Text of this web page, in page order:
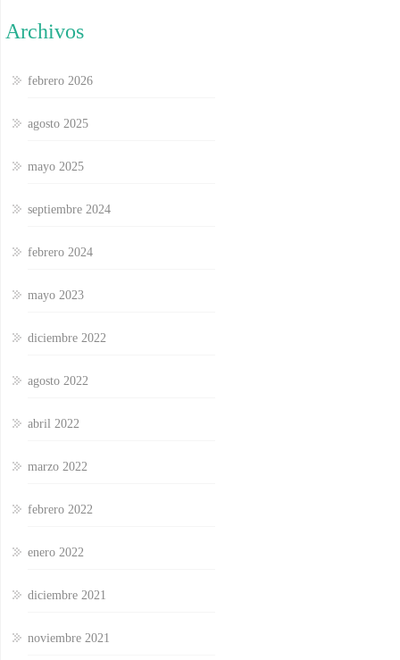
Archivos
febrero 2026
agosto 2025
mayo 2025
septiembre 2024
febrero 2024
mayo 2023
diciembre 2022
agosto 2022
abril 2022
marzo 2022
febrero 2022
enero 2022
diciembre 2021
noviembre 2021